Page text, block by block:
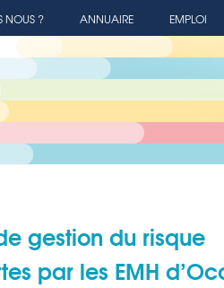
EMPLOI
ANNUAIRE
NOUS ?
gestion du risque
par les EMH